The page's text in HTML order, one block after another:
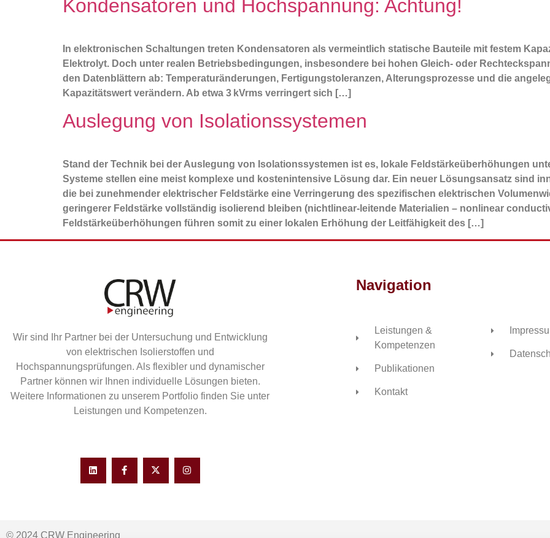
Kondensatoren und Hochspannung: Achtung!
In elektronischen Schaltungen treten Kondensatoren als vermeintlich statische Bauteile mit festem
Elektrolyt. Doch unter realen Betriebsbedingungen, insbesondere bei hohen Gleich‑ oder
den Datenblättern ab: Temperaturänderungen, Fertigungstoleranzen, Alterungsprozesse und die
Kapazitätswert verändern. Ab etwa 3 kVrms verringert sich […]
Auslegung von Isolationssystemen
Stand der Technik bei der Auslegung von Isolationssystemen ist es, lokale Feldstärkeüberhöhungen
Systeme stellen eine meist komplexe und kostenintensive Lösung dar. Ein neuer Lösungsansatz sind
die bei zunehmender elektrischer Feldstärke eine Verringerung des spezifischen elektrischen
geringerer Feldstärke vollständig isolierend bleiben (nichtlinear-leitende Materialien – nonlinear
Feldstärkeüberhöhungen führen somit zu einer lokalen Erhöhung der Leitfähigkeit des […]
Wir sind Ihr Partner bei der Untersuchung und Entwicklung
von elektrischen Isolierstoffen und
Hochspannungsprüfungen. Als flexibler und dynamischer
Partner können wir Ihnen individuelle Lösungen bieten.
Weitere Informationen zu unserem Portfolio finden Sie unter
Leistungen und Kompetenzen.
Navigation
Leistungen &
Kompetenzen
Publikationen
Kontakt
© 2024 CRW Engineering